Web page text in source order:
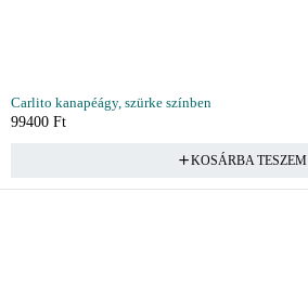
Carlito kanapéágy, szürke színben
99400 Ft
KOSÁRBA TESZEM